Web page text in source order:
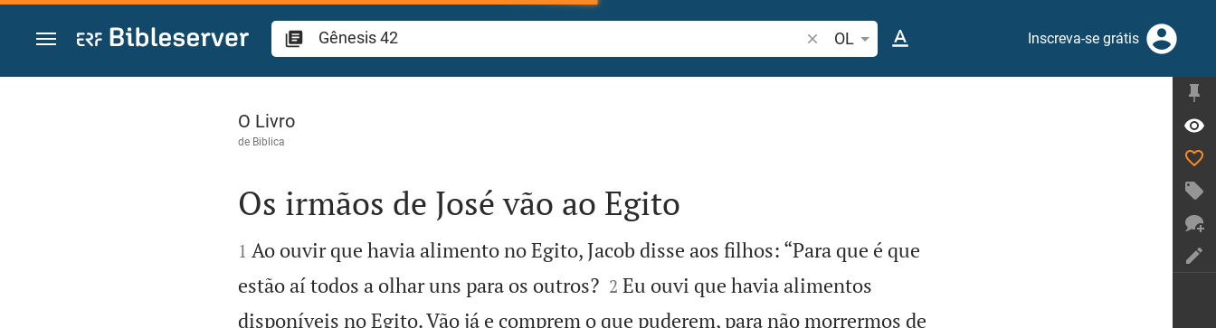
Ir para o conteúdo
Pesquise passagem da Bíblia ou termos
OL Inscreva-se grátis
Gênesis 42
O Livro
de Biblica

Os irmãos de José vão ao Egito

1 Ao ouvir que havia alimento no Egito, Jacob disse aos filhos: “Para que é que
estão aí todos a olhar uns para os outros?
2 Eu ouvi que havia alimentos
disponíveis no Egito. Vão já e comprem o que puderem, para não morrermos de